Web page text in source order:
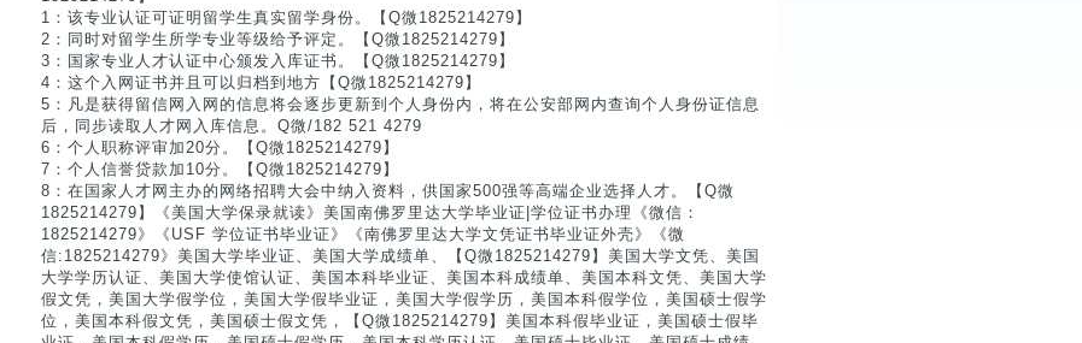
1：该专业认证可证明留学生真实留学身份。【Q微1825214279】
2：同时对留学生所学专业等级给予评定。【Q微1825214279】
3：国家专业人才认证中心颁发入库证书。【Q微1825214279】
4：这个入网证书并且可以归档到地方【Q微1825214279】
5：凡是获得留信网入网的信息将会逐步更新到个人身份内，将在公安部网内查询个人身份证信息
后，同步读取人才网入库信息。Q微/182 521 4279
6：个人职称评审加20分。【Q微1825214279】
7：个人信誉贷款加10分。【Q微1825214279】
8：在国家人才网主办的网络招聘大会中纳入资料，供国家500强等高端企业选择人才。【Q微
1825214279】《美国大学保录就读》美国南佛罗里达大学毕业证|学位证书办理《微信：
1825214279》《USF 学位证书毕业证》《南佛罗里达大学文凭证书毕业证外壳》《微
信:1825214279》美国大学毕业证、美国大学成绩单、【Q微1825214279】美国大学文凭、美国
大学学历认证、美国大学使馆认证、美国本科毕业证、美国本科成绩单、美国本科文凭、美国大学
假文凭，美国大学假学位，美国大学假毕业证，美国大学假学历，美国本科假学位，美国硕士假学
位，美国本科假文凭，美国硕士假文凭，【Q微1825214279】美国本科假毕业证，美国硕士假毕